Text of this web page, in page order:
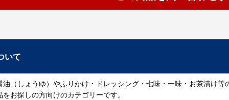
いて
（しょうゆ）やふりかけ・ドレッシング・七味・一味・お茶漬け
お探しの方向けのカテゴリーです。